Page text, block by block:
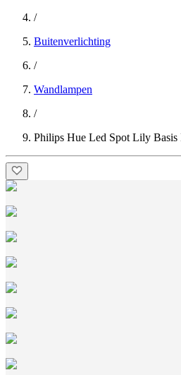
/
Buitenverlichting
/
Wandlampen
/
Philips Hue Led Spot Lily